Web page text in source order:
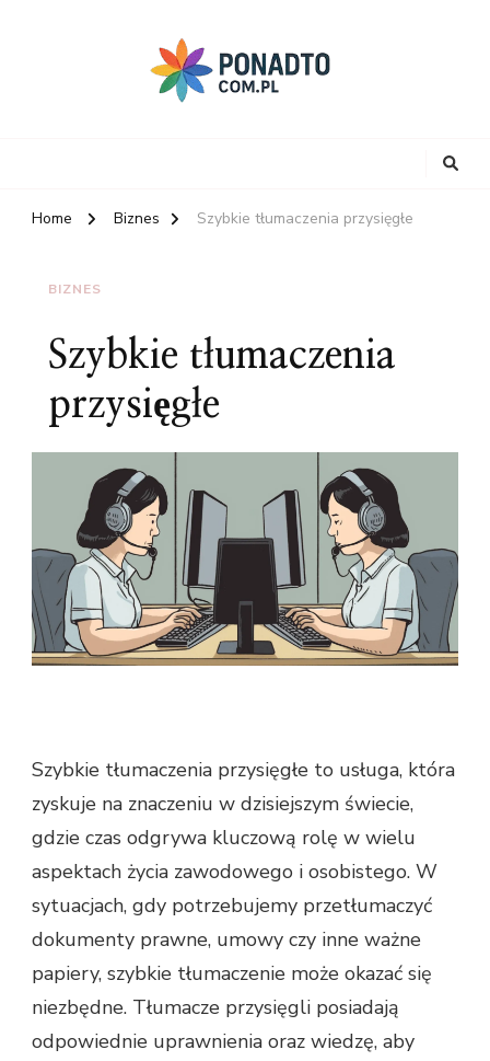
Home Biznes Szybkie tłumaczenia przysięgłe
BIZNES
Szybkie tłumaczenia
przysięgłe
Szybkie tłumaczenia przysięgłe to usługa, która
zyskuje na znaczeniu w dzisiejszym świecie,
gdzie czas odgrywa kluczową rolę w wielu
aspektach życia zawodowego i osobistego. W
sytuacjach, gdy potrzebujemy przetłumaczyć
dokumenty prawne, umowy czy inne ważne
papiery, szybkie tłumaczenie może okazać się
niezbędne. Tłumacze przysięgli posiadają
odpowiednie uprawnienia oraz wiedzę, aby